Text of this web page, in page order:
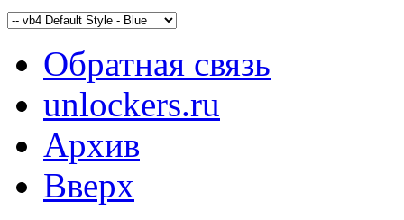
Обратная связь
unlockers.ru
Архив
Вверх